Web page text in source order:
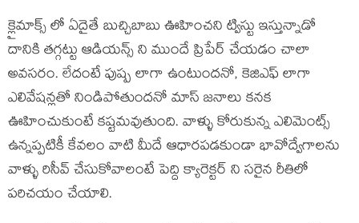
క్లైమాక్స్ లో ఏదైతే బుచ్చిబాబు ఊహించని ట్విస్టు ఇస్తున్నాడో
దానికి తగ్గట్టు ఆడియన్స్ ని ముందే ప్రిపేర్ చేయడం చాలా
అవసరం. లేదంటే పుష్ప లాగా ఉంటుందనో, కెజిఎఫ్ లాగా
ఎలివేషన్లతో నిండిపోతుందనో మాస్ జనాలు కనక
ఊహించుకుంటే కష్టమవుతుంది. వాళ్ళు కోరుకున్న ఎలిమెంట్స్
ఉన్నప్పటికీ కేవలం వాటి మీదే ఆధారపడకుండా భావోద్వేగాలను
వాళ్ళు రిసీవ్ చేసుకోవాలంటే పెద్ది క్యారెక్టర్ ని సరైన రీతిలో
పరిచయం చేయాలి.